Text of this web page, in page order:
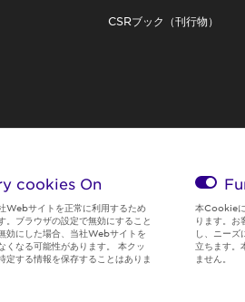
CSRブック（刊行物）
Global Privacy
サイト利用規
Social
cookies On
Webサイトを正常に利用するため
。ブラウザの設定で無効にすること
効にした場合、当社Webサイトを
くなる可能性があります。 本クッ
定する情報を保存することはありま
本Cookie
ります。お
し、ニー
立ちます。
ません。